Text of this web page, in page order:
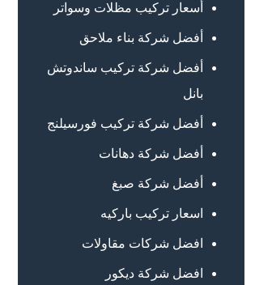
أسعار تركيب مظلات وسواتر
أفضل شركة بناء ملاحق
أفضل شركة تركيب ساندوتش
بانل
أفضل شركة تركيب فورسيلنج
أفضل شركة دهانات
أفضل شركة صبغ
اسعار تركيب باركيه
افضل شركات مقاولات
افضل شركة ديكور